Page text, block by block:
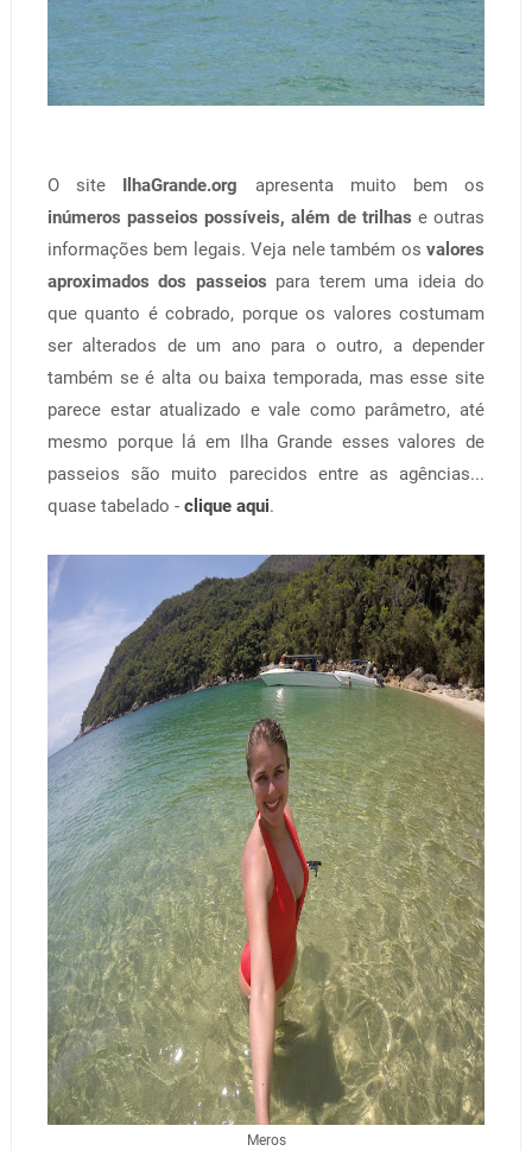
O site IlhaGrande.org apresenta muito bem os
inúmeros passeios possíveis, além de trilhas e outras
informações bem legais. Veja nele também osvalores
aproximados dos passeios para terem uma ideia do
que quanto é cobrado, porque os valores costumam
ser alterados de um ano para o outro, a depender
também se é alta ou baixa temporada, mas esse site
parece estar atualizado e vale como parâmetro, até
mesmo porque lá em Ilha Grande esses valores de
passeios são muito parecidos entre as agências...
quase tabelado - clique aqui.
Meros